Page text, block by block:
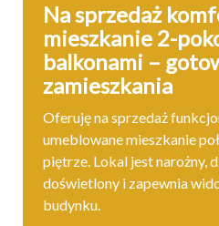
Na sprzedaż
mieszkanie 2-
balkonami –
zamieszkania
Oferuję na sprzedaż
umeblowane mieszkanie
piętrze. Lokal jest narożny,
doświetlony i zapewnia
budynku.